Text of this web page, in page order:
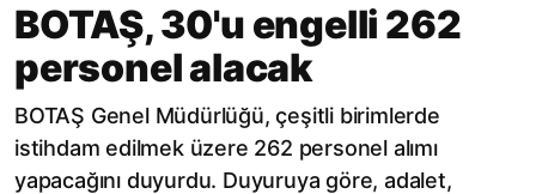
BOTAŞ, 30'u engelli 262
personel alacak
BOTAŞ Genel Müdürlüğü, çeşitli birimlerde
istihdam edilmek üzere 262 personel alımı
yapacağını duyurdu. Duyuruya göre, adalet,